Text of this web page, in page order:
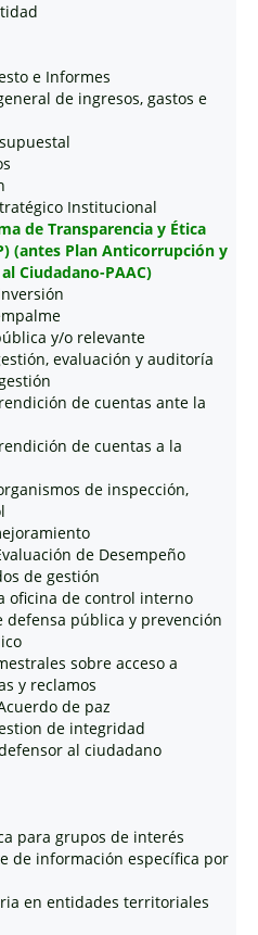
e Informes
de ingresos, gastos e
Institucional
de Transparencia y Ética
(antes Plan Anticorrupción y
Ciudadano-PAAC)
y/o relevante
evaluación y auditoría
de cuentas ante la
de cuentas a la
de inspección,
de Desempeño
de gestión
oficina de control interno
defensa pública y prevención
sobre acceso a
y reclamos
de paz
de integridad
al ciudadano
para grupos de interés
de información específica por
en entidades territoriales